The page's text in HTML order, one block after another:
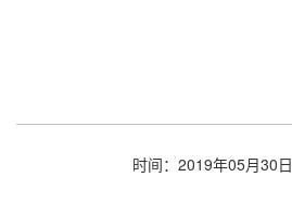
时间：2019年05月30日